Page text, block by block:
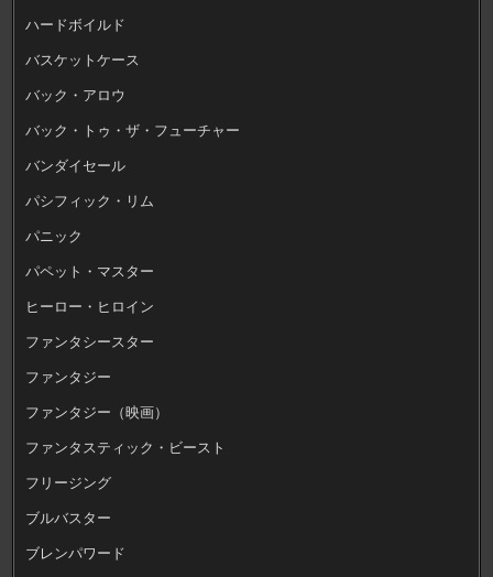
ハードボイルド
バスケットケース
バック・アロウ
バック・トゥ・ザ・フューチャー
バンダイセール
パシフィック・リム
パニック
パペット・マスター
ヒーロー・ヒロイン
ファンタシースター
ファンタジー
ファンタジー（映画）
ファンタスティック・ビースト
フリージング
ブルバスター
ブレンパワード